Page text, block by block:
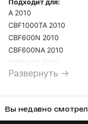
Подходит для:
A 2010
CBF1000TA 2010
CBF600N 2010
CBF600NA 2010
CBF600SA 2010
CBR600RA 2010
Развернуть →
Вы недавно